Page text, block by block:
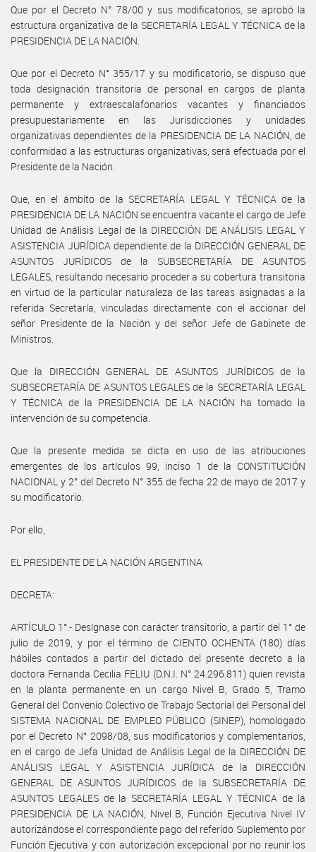
Que por el Decreto N° 78/00 y sus modificatorios, se aprobó la
estructura organizativa de la SECRETARÍA LEGAL Y TÉCNICA de la
PRESIDENCIA DE LA NACIÓN.
Que por el Decreto N° 355/17 y su modificatorio, se dispuso que
toda designación transitoria de personal en cargos de planta
permanente y extraescalafonarios vacantes y financiados
presupuestariamente en las Jurisdicciones y unidades
organizativas dependientes de la PRESIDENCIA DE LA NACIÓN, de
conformidad a las estructuras organizativas, será efectuada por el
Presidente de la Nación.
Que, en el ámbito de la SECRETARÍA LEGAL Y TÉCNICA de la
PRESIDENCIA DE LA NACIÓN se encuentra vacante el cargo de Jefe
Unidad de Análisis Legal de la DIRECCIÓN DE ANÁLISIS LEGAL Y
ASISTENCIA JURÍDICA dependiente de la DIRECCIÓN GENERAL DE
ASUNTOS JURÍDICOS de la SUBSECRETARÍA DE ASUNTOS
LEGALES, resultando necesario proceder a su cobertura transitoria
en virtud de la particular naturaleza de las tareas asignadas a la
referida Secretaría, vinculadas directamente con el accionar del
señor Presidente de la Nación y del señor Jefe de Gabinete de
Ministros.
Que la DIRECCIÓN GENERAL DE ASUNTOS JURÍDICOS de la
SUBSECRETARÍA DE ASUNTOS LEGALES de la SECRETARÍA LEGAL
Y TÉCNICA de la PRESIDENCIA DE LA NACIÓN ha tomado la
intervención de su competencia.
Que la presente medida se dicta en uso de las atribuciones
emergentes de los artículos 99, inciso 1 de la CONSTITUCIÓN
NACIONAL y 2° del Decreto N° 355 de fecha 22 de mayo de 2017 y
su modificatorio.
Por ello,
EL PRESIDENTE DE LA NACIÓN ARGENTINA
DECRETA:
ARTÍCULO 1°.- Desígnase con carácter transitorio, a partir del 1° de
julio de 2019, y por el término de CIENTO OCHENTA (180) días
hábiles contados a partir del dictado del presente decreto a la
doctora Fernanda Cecilia FELIU (D.N.I. N° 24.296.811) quien revista
en la planta permanente en un cargo Nivel B, Grado 5, Tramo
General del Convenio Colectivo de Trabajo Sectorial del Personal del
SISTEMA NACIONAL DE EMPLEO PÚBLICO (SINEP), homologado
por el Decreto N° 2098/08, sus modificatorios y complementarios,
en el cargo de Jefa Unidad de Análisis Legal de la DIRECCIÓN DE
ANÁLISIS LEGAL Y ASISTENCIA JURÍDICA de la DIRECCIÓN
GENERAL DE ASUNTOS JURÍDICOS de la SUBSECRETARÍA DE
ASUNTOS LEGALES de la SECRETARÍA LEGAL Y TÉCNICA de la
PRESIDENCIA DE LA NACIÓN, Nivel B, Función Ejecutiva Nivel IV
autorizándose el correspondiente pago del referido Suplemento por
Función Ejecutiva y con autorización excepcional por no reunir los